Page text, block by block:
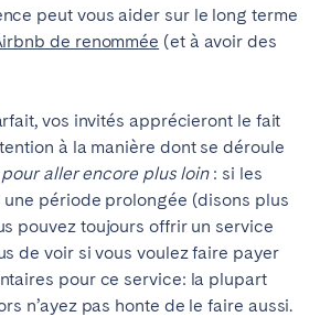
peut vous aider sur le long terme
de renommée (et à avoir des
vos invités apprécieront le fait
à la manière dont se déroule
pour aller encore plus loin: si les
période prolongée (disons plus
pouvez toujours offrir un service
de voir si vous voulez faire payer
pour ce service: la plupart
n’ayez pas honte de le faire aussi.